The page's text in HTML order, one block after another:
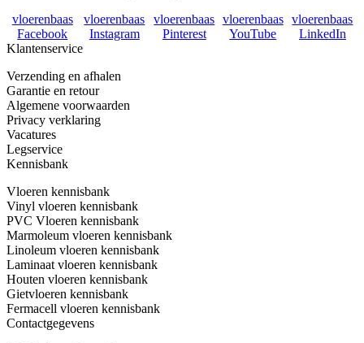
vloerenbaas
Facebook
vloerenbaas
Instagram
vloerenbaas
Pinterest
vloerenbaas
YouTube
vloerenbaas
LinkedIn
Klantenservice
Verzending en afhalen
Garantie en retour
Algemene voorwaarden
Privacy verklaring
Vacatures
Legservice
Kennisbank
Vloeren kennisbank
Vinyl vloeren kennisbank
PVC Vloeren kennisbank
Marmoleum vloeren kennisbank
Linoleum vloeren kennisbank
Laminaat vloeren kennisbank
Houten vloeren kennisbank
Gietvloeren kennisbank
Fermacell vloeren kennisbank
Contactgegevens